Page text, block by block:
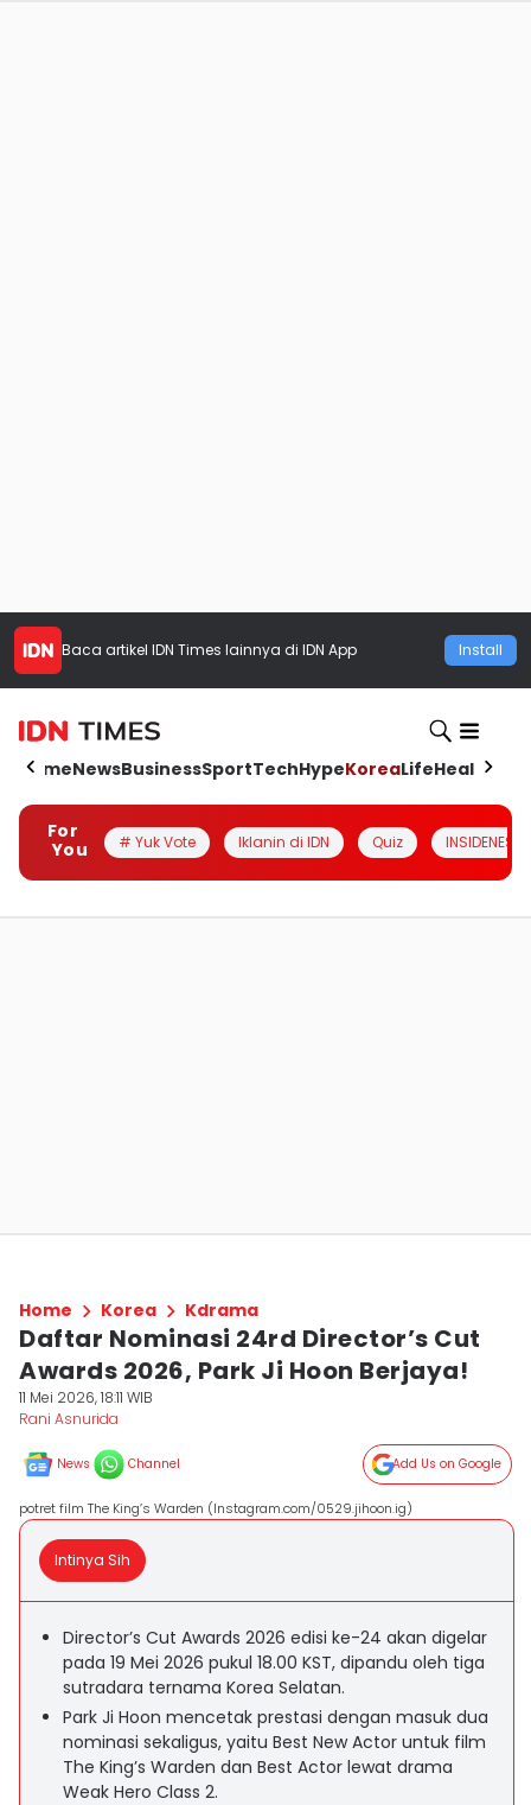
Baca artikel IDN Times lainnya di IDN App Install
HomeNewsBusinessSportTechHypeKoreaLifeHealth
For
You
# Yuk Vote Iklanin di IDN Quiz INSIDENESIA
Home Korea Kdrama
Daftar Nominasi 24rd Director’s Cut
Awards 2026, Park Ji Hoon Berjaya!
11 Mei 2026, 18:11 WIB
Rani Asnurida
News Channel Add Us on Google
potret film The King’s Warden (Instagram.com/0529.jihoon.ig)
Intinya Sih
Director’s Cut Awards 2026 edisi ke-24 akan digelar
pada 19 Mei 2026 pukul 18.00 KST, dipandu oleh tiga
sutradara ternama Korea Selatan.
Park Ji Hoon mencetak prestasi dengan masuk dua
nominasi sekaligus, yaitu Best New Actor untuk film
The King’s Warden dan Best Actor lewat drama
Weak Hero Class 2.